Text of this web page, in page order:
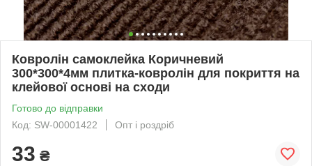
Ковролін самоклейка Коричневий
300*300*4мм плитка-ковролін для покриття на
клейової основі на сходи
Готово до відправки
Код: SW-00001422
Опт і роздріб
33 ₴